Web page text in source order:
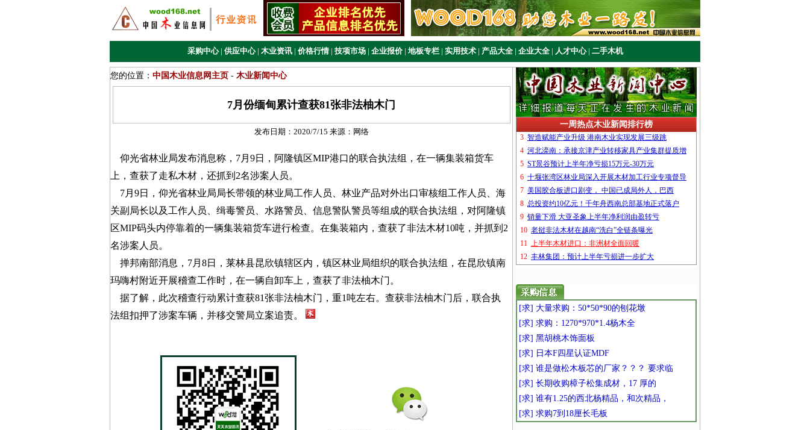
采购中心 | 供应中心 | 木业资讯 | 价格行情 | 技项市场 | 企业报价 | 地板专栏 | 实用技术 | 产品大全 | 企业大全 | 人才中心 | 二手木机
您的位置： 中国木业信息网主页 - 木业新闻中心
7月份缅甸累计查获81张非法柚木门
发布日期： 2020/7/15 来源： 网络
仰光省林业局发布消息称，7月9日，阿隆镇区MIP港口的联合执法组，在一辆集装箱货车
上，查获了走私木材，还抓到2名涉案人员。
7月9日，仰光省林业局局长带领的林业局工作人员、林业产品对外出口审核组工作人员、海
关副局长以及工作人员、缉毒警员、水路警员、信息警队警员等组成的联合执法组，对阿隆镇
区MIP码头内停靠着的一辆集装箱货车进行检查。在集装箱内，查获了非法木材10吨，并抓到2
名涉案人员。
掸邦南部消息，7月8日，莱林县昆欣镇辖区内，镇区林业局组织的联合执法组，在昆欣镇南
玛嗨村附近开展稽查工作时，在一辆自卸车上，查获了非法柚木门。
据了解，此次稽查行动累计查获81张非法柚木门，重1吨左右。查获非法柚木门后，联合执
法组扣押了涉案车辆，并移交警局立案追责。
[求] 大量求购：50*50*90的刨花墩
[求] 求购：1270*970*1.4杨木全
[求] 黑胡桃木饰面板
[求] 日本F四星认证MDF
[求] 谁是做松木板芯的厂家？？？ 要求临
[求] 长期收购樟子松集成材，17 厚的
[求] 谁有1.25的西北杨精品，和次精品，
[求] 求购7到18厘长毛板